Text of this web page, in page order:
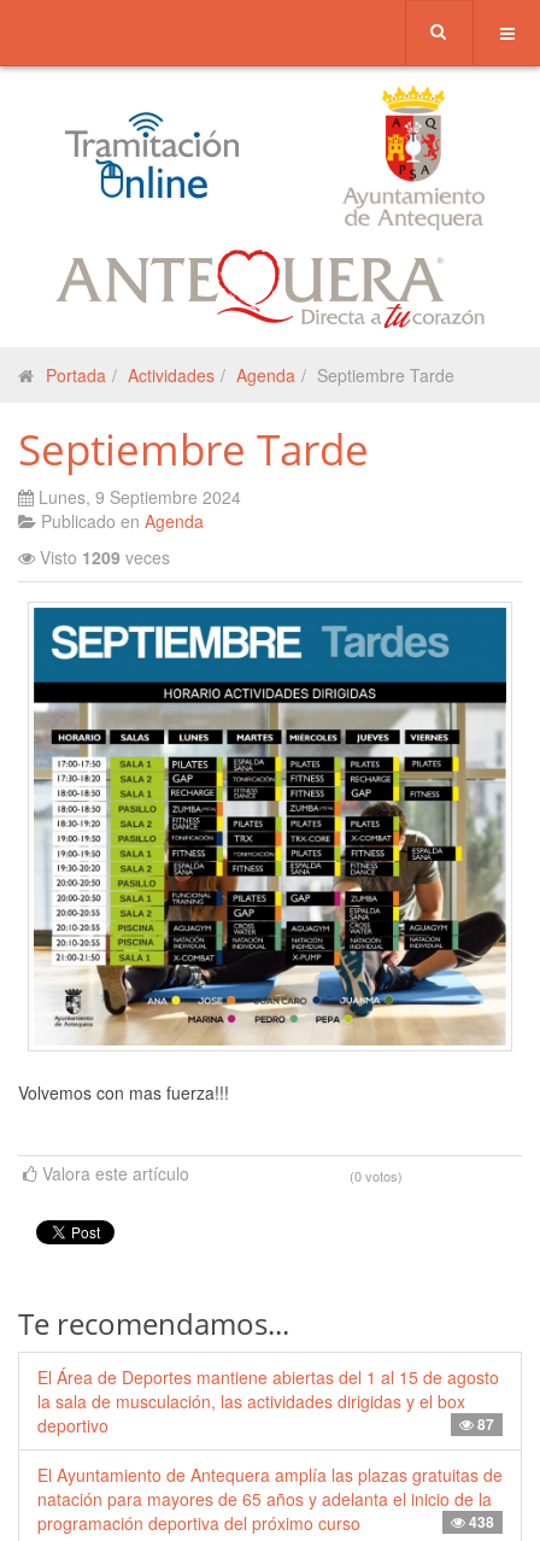
Portada Actividades Agenda Septiembre Tarde
Septiembre Tarde
Lunes, 9 Septiembre 2024
Publicado en Agenda
Visto 1209 veces
Volvemos con mas fuerza!!!
Valora este artículo (0 votos)
Te recomendamos...
El Área de Deportes mantiene abiertas del 1 al 15 de agosto
la sala de musculación, las actividades dirigidas y el box
deportivo
87
El Ayuntamiento de Antequera amplía las plazas gratuitas de
natación para mayores de 65 años y adelanta el inicio de la
programación deportiva del próximo curso
438